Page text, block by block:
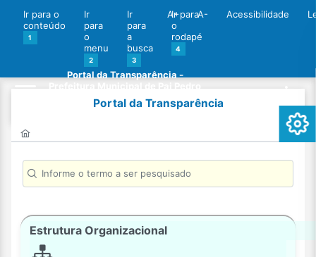
Ir para o
conteúdo
1
Ir
para
o
menu
2
Ir
para
a
busca
3
Ir para
o
rodapé
4
A+ A- Acessibilidade
Portal da Transparência -
Portal da Transparência
Estrutura Organizacional